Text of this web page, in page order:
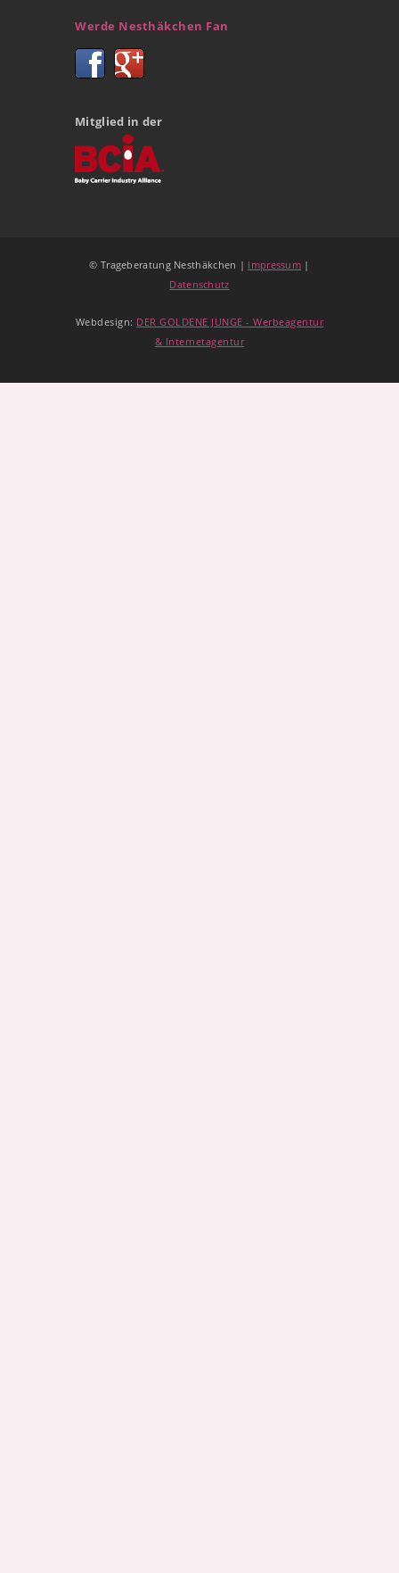
Werde Nesthäkchen Fan
Mitglied in der
© Trageberatung Nesthäkchen | Impressum |
Datenschutz
Webdesign: DER GOLDENE JUNGE - Werbeagentur
& Internetagentur